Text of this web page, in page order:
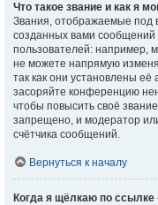
Что такое звание и как я
Звания, отображаемые под
созданных вами
пользователей: например,
не можете напрямую
так как они установлены
засоряйте конференцию
чтобы повысить своё
запрещено, и модератор
счётчика сообщений.
Вернуться к началу
Когда я щёлкаю по ссылке